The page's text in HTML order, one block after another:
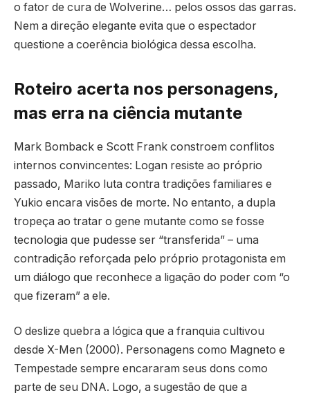
o fator de cura de Wolverine… pelos ossos das garras.
Nem a direção elegante evita que o espectador
questione a coerência biológica dessa escolha.
Roteiro acerta nos personagens,
mas erra na ciência mutante
Mark Bomback e Scott Frank constroem conflitos
internos convincentes: Logan resiste ao próprio
passado, Mariko luta contra tradições familiares e
Yukio encara visões de morte. No entanto, a dupla
tropeça ao tratar o gene mutante como se fosse
tecnologia que pudesse ser “transferida” – uma
contradição reforçada pelo próprio protagonista em
um diálogo que reconhece a ligação do poder com “o
que fizeram” a ele.
O deslize quebra a lógica que a franquia cultivou
desde X-Men (2000). Personagens como Magneto e
Tempestade sempre encararam seus dons como
parte de seu DNA. Logo, a sugestão de que a